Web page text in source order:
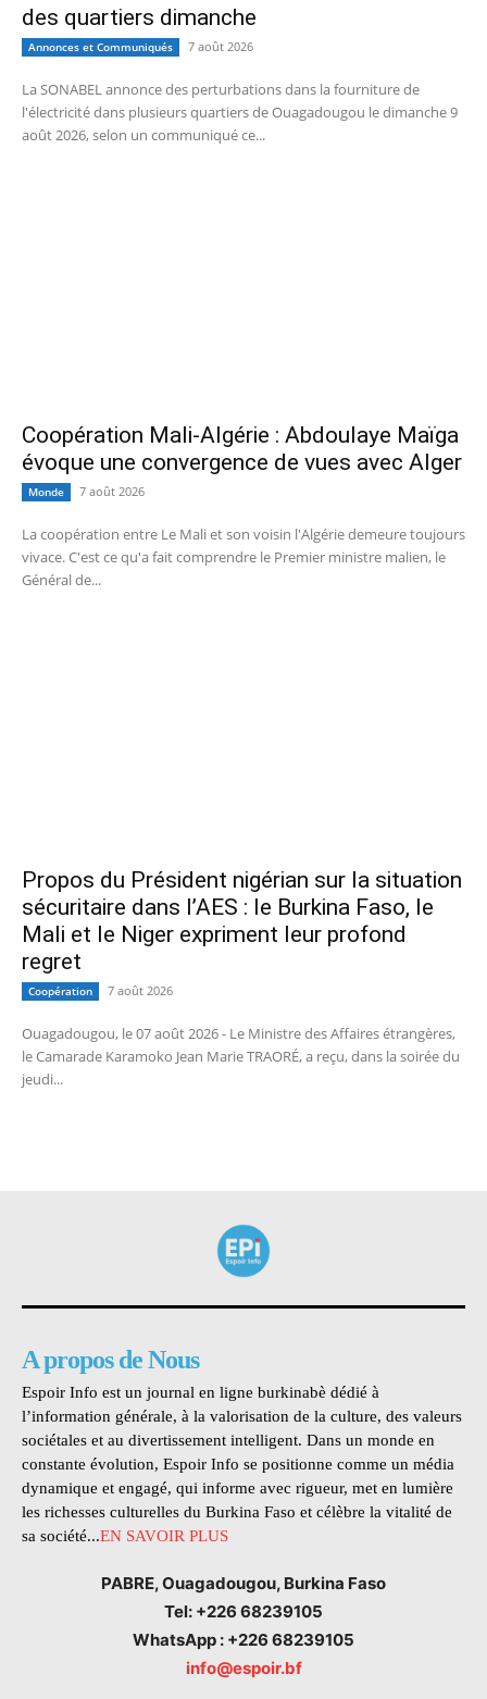
des quartiers dimanche
Annonces et Communiqués 7 août 2026
La SONABEL annonce des perturbations dans la fourniture de
l'électricité dans plusieurs quartiers de Ouagadougou le dimanche 9
août 2026, selon un communiqué ce...
Coopération Mali-Algérie : Abdoulaye Maïga
évoque une convergence de vues avec Alger
Monde 7 août 2026
La coopération entre Le Mali et son voisin l'Algérie demeure toujours
vivace. C'est ce qu'a fait comprendre le Premier ministre malien, le
Général de...
Propos du Président nigérian sur la situation
sécuritaire dans l’AES : le Burkina Faso, le
Mali et le Niger expriment leur profond
regret
Coopération 7 août 2026
Ouagadougou, le 07 août 2026 - Le Ministre des Affaires étrangères,
le Camarade Karamoko Jean Marie TRAORÉ, a reçu, dans la soirée du
jeudi...
A propos de Nous
Espoir Info est un journal en ligne burkinabè dédié à
l’information générale, à la valorisation de la culture, des valeurs
sociétales et au divertissement intelligent. Dans un monde en
constante évolution, Espoir Info se positionne comme un média
dynamique et engagé, qui informe avec rigueur, met en lumière
les richesses culturelles du Burkina Faso et célèbre la vitalité de
sa société...EN SAVOIR PLUS
PABRE, Ouagadougou, Burkina Faso
Tel: +226 68239105
WhatsApp : +226 68239105
info@espoir.bf